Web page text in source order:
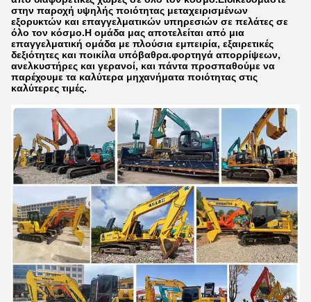
στην παροχή υψηλής ποιότητας μεταχειρισμένων
εξορυκτών και επαγγελματικών υπηρεσιών σε πελάτες σε
όλο τον κόσμο.Η ομάδα μας αποτελείται από μια
επαγγελματική ομάδα με πλούσια εμπειρία, εξαιρετικές
δεξιότητες και ποικίλα υπόβαθρα.φορτηγά απορρίψεων,
ανελκυστήρες και γερανοί, και πάντα προσπαθούμε να
παρέχουμε τα καλύτερα μηχανήματα ποιότητας στις
καλύτερες τιμές.